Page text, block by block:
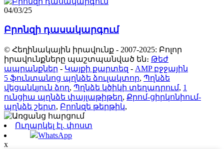
04/03/25
Բրոնզի դասակարգում
© Հեղինակային իրավունք - 2007-2025: Բոլոր
իրավունքները պաշտպանված են։ Թեժ
ապրանքներ - Կայքի քարտեզ - AMP բջջային
5 ֆունտանոց պղնձե ձուլակտոր, Պղնձե
վեցանկյուն ձող, Պղնձե կծիկի տեղադրում, 1
ունցիա պղնձե փայլաթիթեղ, Քրոմ-ցիրկոնիում-
պղնձե շերտ, Բրոնզե թերթիկ,
Ուղարկել էլ. փոստ
WhatsApp
x